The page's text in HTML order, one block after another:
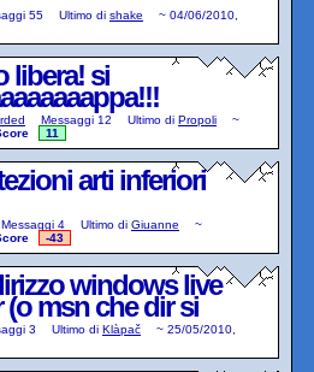
55 Ultimo di shake ~ 04/06/2010,
libera! si
Messaggi 12 Ultimo di Propoli
~
11
arti inferiori
Messaggi 4 Ultimo di Giuanne
~
-43
windows live
(o msn che dir si
3 Ultimo di Klàpač ~ 25/05/2010,